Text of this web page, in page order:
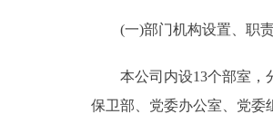
(一)部门机构设置、职
本公司内设13个部室，分
保卫部、党委办公室、党委